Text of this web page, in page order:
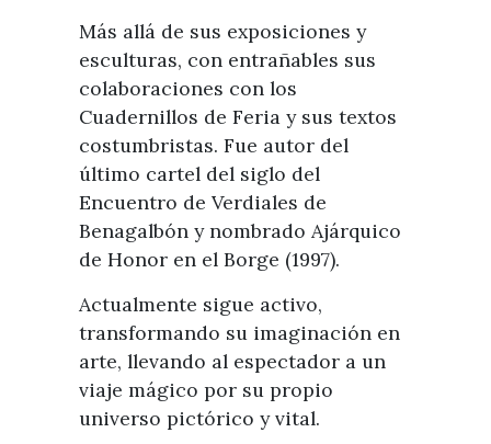
Más allá de sus exposiciones y
esculturas, con entrañables sus
colaboraciones con los
Cuadernillos de Feria y sus textos
costumbristas. Fue autor del
último cartel del siglo del
Encuentro de Verdiales de
Benagalbón y nombrado Ajárquico
de Honor en el Borge (1997).
Actualmente sigue activo,
transformando su imaginación en
arte, llevando al espectador a un
viaje mágico por su propio
universo pictórico y vital.